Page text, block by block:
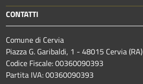
CONTATTI
Comune di Cervia
Piazza G. Garibaldi, 1 - 48015 Cervia (RA)
Codice Fiscale: 00360090393
Partita IVA: 00360090393